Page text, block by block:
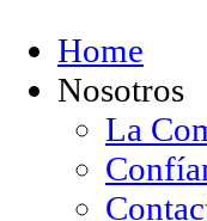
Home
Nosotros
La